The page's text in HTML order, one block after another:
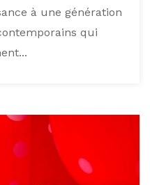
à une génération
qui